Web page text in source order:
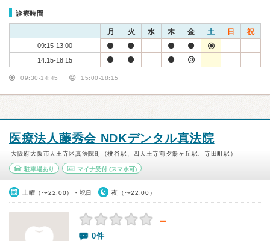
診療時間
月 火 水 木 金 土 日 祝
09:15-13:00
14:15-18:15
09:30-14:45 15:00-18:15
医療法人藤秀会 NDKデンタル真法院
大阪府大阪市天王寺区真法院町（桃谷駅、四天王寺前夕陽ヶ丘駅、寺田町駅）
駐車場あり マイナ受付(スマホ可)
土曜（〜22:00）・祝日 夜（〜22:00）
－
0件